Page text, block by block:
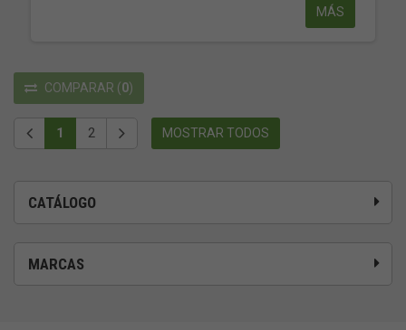
CATÁLOGO
MARCAS
MÁS
COMPARAR (0)
1 2 MOSTRAR TODOS